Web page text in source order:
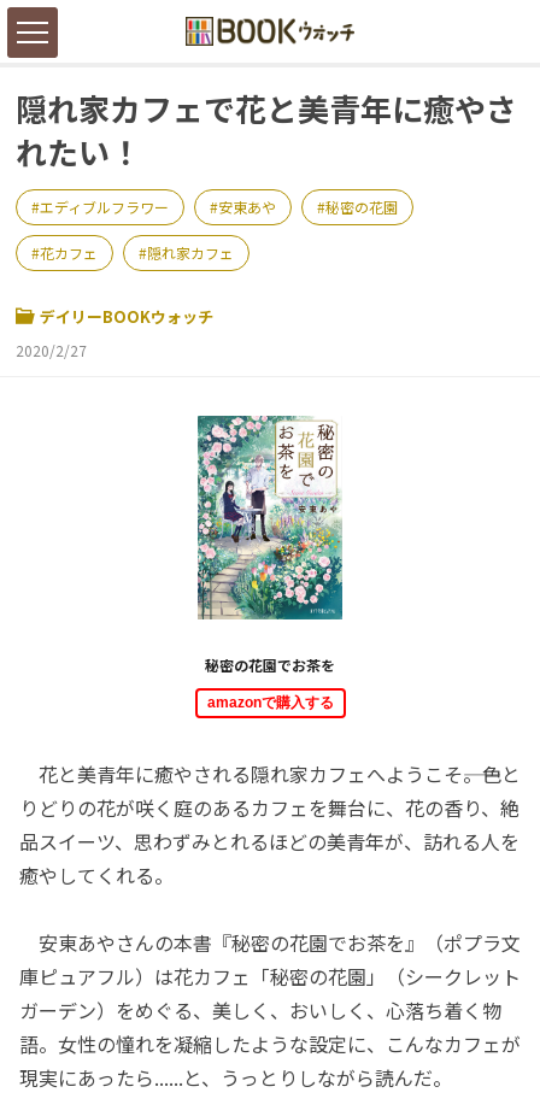
隠れ家カフェで花と美青年に癒やさ
れたい！
エディブルフラワー 安東あや 秘密の花園
花カフェ 隠れ家カフェ
デイリーBOOKウォッチ
2020/2/27
秘密の花園でお茶を
amazonで購入する
花と美青年に癒やされる隠れ家カフェへようこそ――。色と
りどりの花が咲く庭のあるカフェを舞台に、花の香り、絶
品スイーツ、思わずみとれるほどの美青年が、訪れる人を
癒やしてくれる。
安東あやさんの本書『秘密の花園でお茶を』（ポプラ文
庫ピュアフル）は花カフェ「秘密の花園」（シークレット
ガーデン）をめぐる、美しく、おいしく、心落ち着く物
語。女性の憧れを凝縮したような設定に、こんなカフェが
現実にあったら......と、うっとりしながら読んだ。